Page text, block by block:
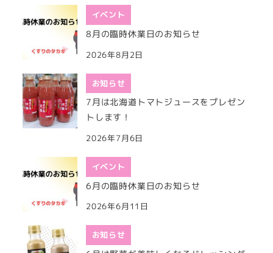
イベント
8月の臨時休業日のお知らせ
2026年8月2日
お知らせ
7月は北海道トマトジュースをプレゼン
トします！
2026年7月6日
イベント
6月の臨時休業日のお知らせ
2026年6月11日
お知らせ